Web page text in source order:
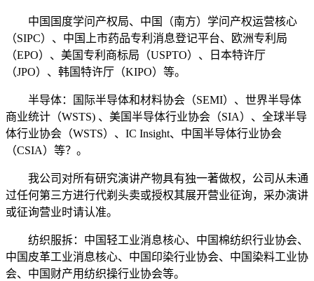
中国国度学问产权局、中国（南方）学问产权运营核心
（SIPC）、中国上市药品专利消息登记平台、欧洲专利局
（EPO）、美国专利商标局（USPTO）、日本特许厅
（JPO）、韩国特许厅（KIPO）等。
半导体：国际半导体和材料协会（SEMI）、世界半导体
商业统计（WSTS) 、美国半导体行业协会（SIA）、全球半导
体行业协会（WSTS）、IC Insight、中国半导体行业协会
（CSIA）等？。
我公司对所有研究演讲产物具有独一著做权，公司从未通
过任何第三方进行代剃头卖或授权其展开营业征询，采办演讲
或征询营业时请认准。
纺织服拆：中国轻工业消息核心、中国棉纺织行业协会、
中国皮革工业消息核心、中国印染行业协会、中国染料工业协
会、中国财产用纺织操行业协会等。